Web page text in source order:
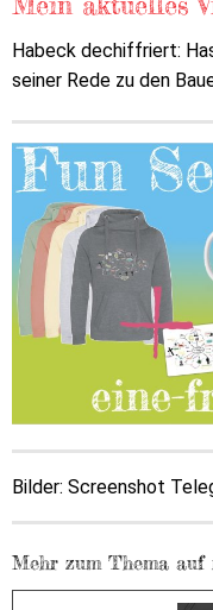
Habeck dechiffriert:
seiner Rede zu den
Bilder: Screenshot
Mehr zum Thema auf